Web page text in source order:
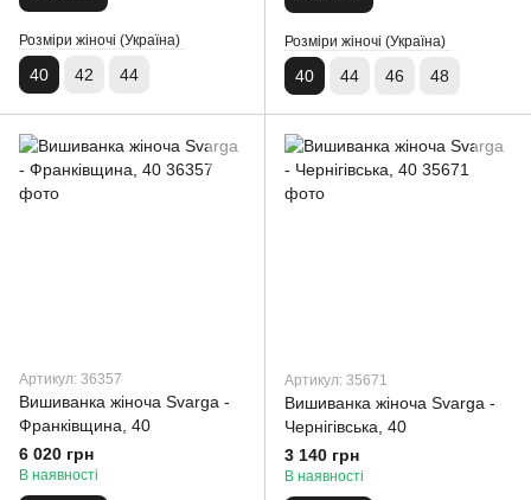
Розміри жіночі (Україна)
40 42 44
Розміри жіночі (Україна)
40 44 46 48
Артикул: 36357
Вишиванка жіноча Svarga -
Франківщина, 40
6 020 грн
В наявності
Артикул: 35671
Вишиванка жіноча Svarga -
Чернігівська, 40
3 140 грн
В наявності